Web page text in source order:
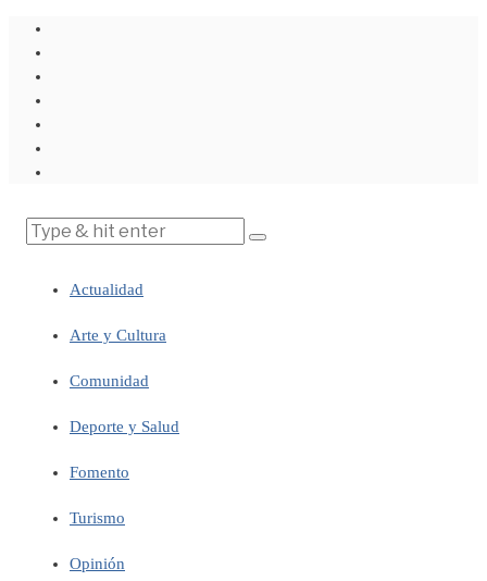
Actualidad
Arte y Cultura
Comunidad
Deporte y Salud
Fomento
Turismo
Opinión